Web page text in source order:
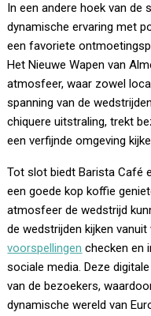
In een andere hoek van de
dynamische ervaring met
een favoriete
Het Nieuwe Wapen van
atmosfeer, waar zowel
spanning van de
chiquere uitstraling, trekt
een verfijnde omgeving
Tot slot biedt Barista Café
een goede kop koffie
atmosfeer de wedstrijd
de wedstrijden kijken
voorspellingen checken en
sociale media. Deze
van de bezoekers,
dynamische wereld van